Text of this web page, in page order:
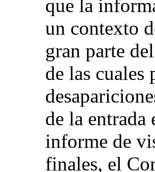
que la
un contexto
gran parte
de las
de la
informe de
finales, el